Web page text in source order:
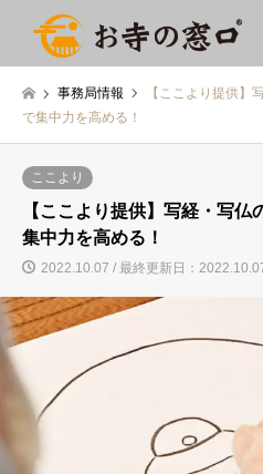
事務局情報
【ここより提供】
で集中力を高める！
ここより
【ここより提供】写経・写
集中力を高める！
2022.10.07 / 最終更新日：